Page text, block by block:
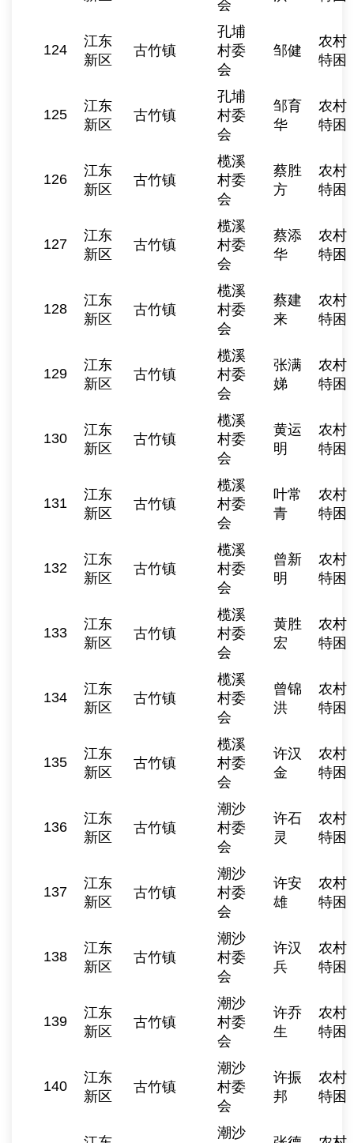
会
124
江东
新区
古竹镇
孔埔
村委
会
邹健
农村
特困
125
江东
新区
古竹镇
孔埔
村委
会
邹育
华
农村
特困
126
江东
新区
古竹镇
榄溪
村委
会
蔡胜
方
农村
特困
127
江东
新区
古竹镇
榄溪
村委
会
蔡添
华
农村
特困
128
江东
新区
古竹镇
榄溪
村委
会
蔡建
来
农村
特困
129
江东
新区
古竹镇
榄溪
村委
会
张满
娣
农村
特困
130
江东
新区
古竹镇
榄溪
村委
会
黄运
明
农村
特困
131
江东
新区
古竹镇
榄溪
村委
会
叶常
青
农村
特困
132
江东
新区
古竹镇
榄溪
村委
会
曾新
明
农村
特困
133
江东
新区
古竹镇
榄溪
村委
会
黄胜
宏
农村
特困
134
江东
新区
古竹镇
榄溪
村委
会
曾锦
洪
农村
特困
135
江东
新区
古竹镇
榄溪
村委
会
许汉
金
农村
特困
136
江东
新区
古竹镇
潮沙
村委
会
许石
灵
农村
特困
137
江东
新区
古竹镇
潮沙
村委
会
许安
雄
农村
特困
138
江东
新区
古竹镇
潮沙
村委
会
许汉
兵
农村
特困
139
江东
新区
古竹镇
潮沙
村委
会
许乔
生
农村
特困
140
江东
新区
古竹镇
潮沙
村委
会
许振
邦
农村
特困
潮沙